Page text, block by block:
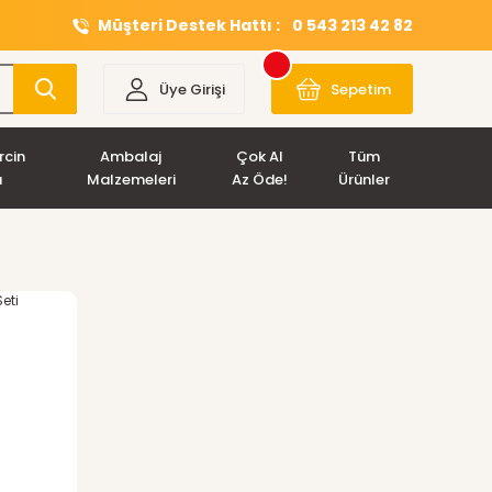
Müşteri Destek Hattı : 0 543 213 42 82
Üye Girişi Sepetim
Ambalaj
Malzemeleri
Çok Al
Az Öde!
Tüm
Ürünler